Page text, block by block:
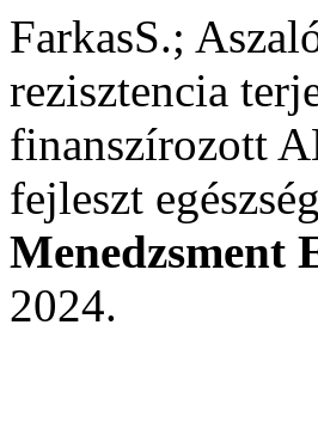
FarkasS.;
rezisztencia
finanszírozott
fejleszt
Menedzsment
2024.